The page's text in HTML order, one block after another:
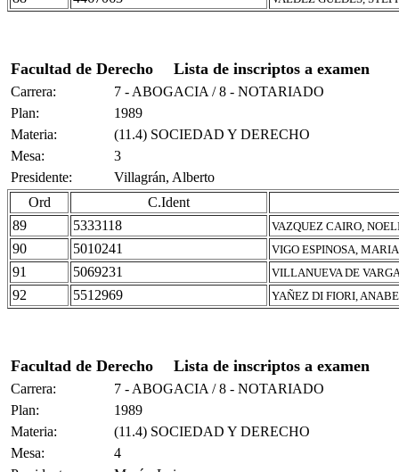
Facultad de Derecho Lista de inscriptos a examen
Carrera:
7 - ABOGACIA / 8 - NOTARIADO
Plan:
1989
Materia:
(11.4) SOCIEDAD Y DERECHO
Mesa:
3
Presidente:
Villagrán, Alberto
Ord
C.Ident
89
5333118 VAZQUEZ CAIRO,
90 5010241 VIGO ESPINOSA,
91 5069231 VILLANUEVA DE
92 5512969 YAÑEZ DI FIORI,
Facultad de Derecho Lista de inscriptos a examen
Carrera:
7 - ABOGACIA / 8 - NOTARIADO
Plan:
1989
Materia:
(11.4) SOCIEDAD Y DERECHO
Mesa:
4